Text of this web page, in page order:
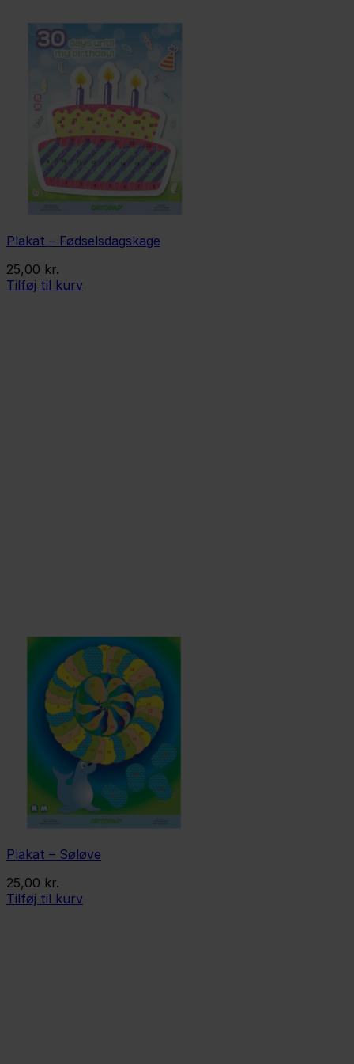
Plakat – Fødselsdagskage
25,00 kr.
Tilføj til kurv
Plakat – Søløve
25,00 kr.
Tilføj til kurv